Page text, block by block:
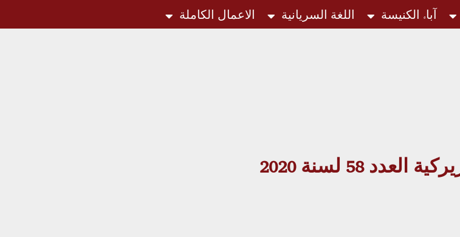
آباء الكنيسة اللغة السريانية الاعمال الكاملة
58 لسنة 2020